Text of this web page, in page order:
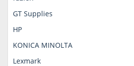
GT Supplies
HP
KONICA MINOLTA
Lexmark